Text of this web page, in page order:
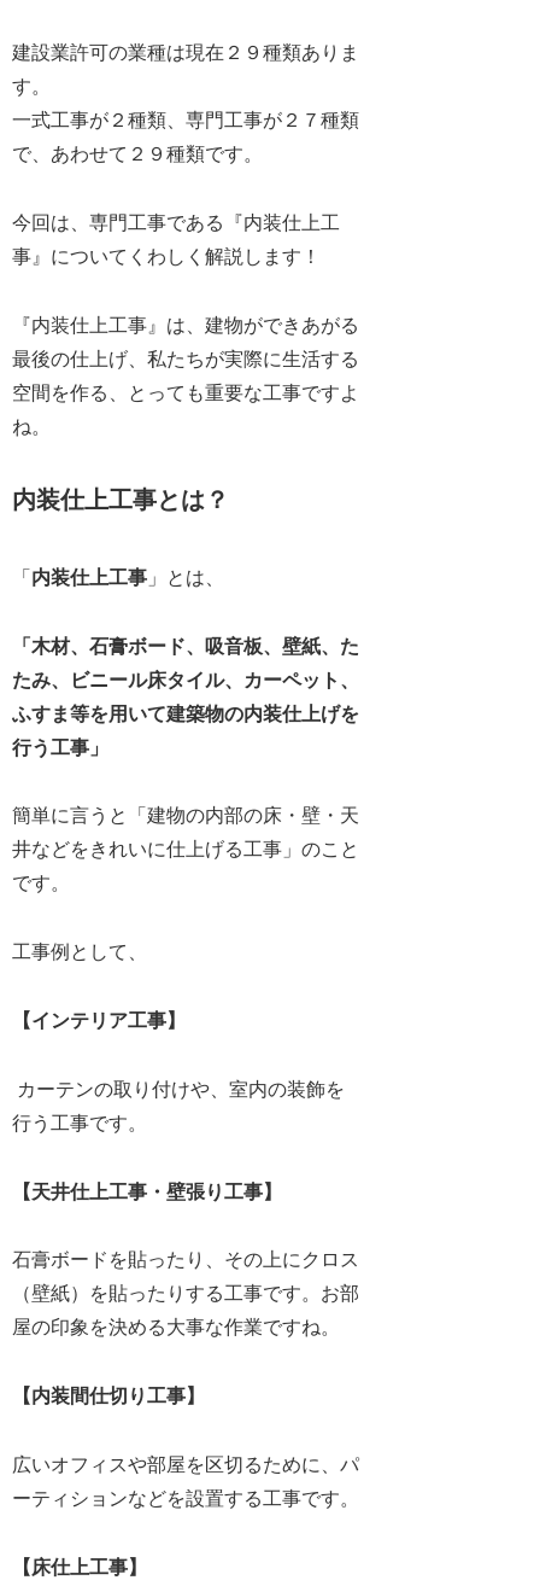
建設業許可の業種は現在２９種類ありま
す。
一式工事が２種類、専門工事が２７種類
で、あわせて２９種類です。
今回は、専門工事である『内装仕上工
事』についてくわしく解説します！
『内装仕上工事』は、建物ができあがる
最後の仕上げ、私たちが実際に生活する
空間を作る、とっても重要な工事ですよ
ね。
内装仕上工事とは？
「 内装仕上工事 」とは、
「木材、石膏ボード、吸音板、壁紙、た
たみ、ビニール床タイル、カーペット、
ふすま等を用いて建築物の内装仕上げを
行う工事 」
簡単に言うと「建物の内部の床・壁・天
井などをきれいに仕上げる工事」のこと
です。
工事例として、
【インテリア工事】
カーテンの取り付けや、室内の装飾を
行う工事です。
【天井仕上工事・壁張り工事】
石膏ボードを貼ったり、その上にクロス
（壁紙）を貼ったりする工事です。お部
屋の印象を決める大事な作業ですね。
【内装間仕切り工事】
広いオフィスや部屋を区切るために、パ
ーティションなどを設置する工事です。
【床仕上工事】